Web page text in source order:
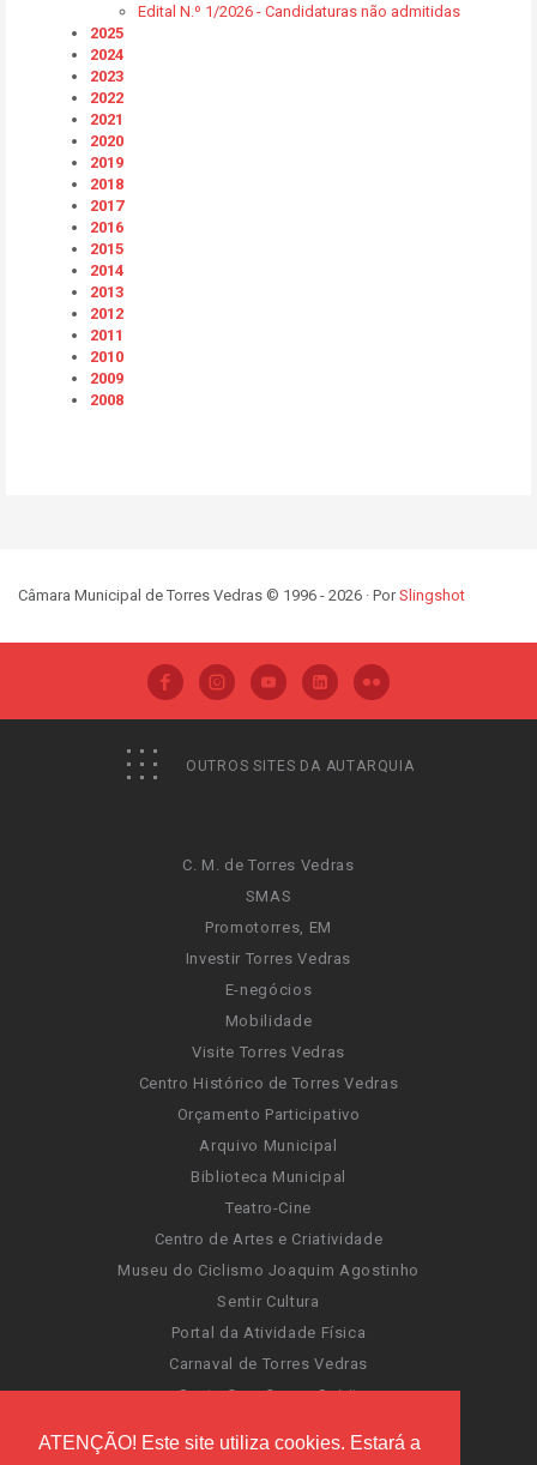
ATENÇÃO! Este site utiliza cookies. Estará a
Edital N.º 1/2026 - Candidaturas não admitidas
2025
2024
2023
2022
2021
2020
2019
2018
2017
2016
2015
2014
2013
2012
2011
2010
2009
2008
Câmara Municipal de Torres Vedras © 1996 - 2026 · PorSlingshot
OUTROS SITES DA AUTARQUIA
C. M. de Torres Vedras
SMAS
Promotorres, EM
Investir Torres Vedras
E-negócios
Mobilidade
Visite Torres Vedras
Centro Histórico de Torres Vedras
Orçamento Participativo
Arquivo Municipal
Biblioteca Municipal
Teatro-Cine
Centro de Artes e Criatividade
Museu do Ciclismo Joaquim Agostinho
Sentir Cultura
Portal da Atividade Física
Carnaval de Torres Vedras
Santa Cruz Ocean Spirit